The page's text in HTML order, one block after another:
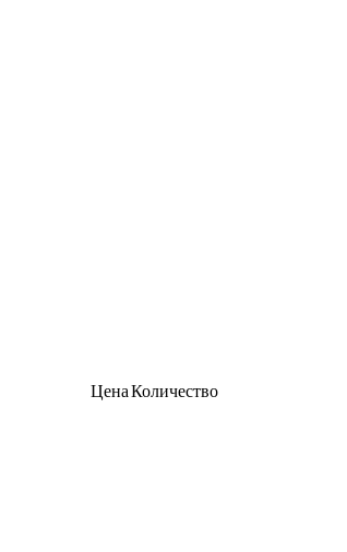
ЦенаКоличество